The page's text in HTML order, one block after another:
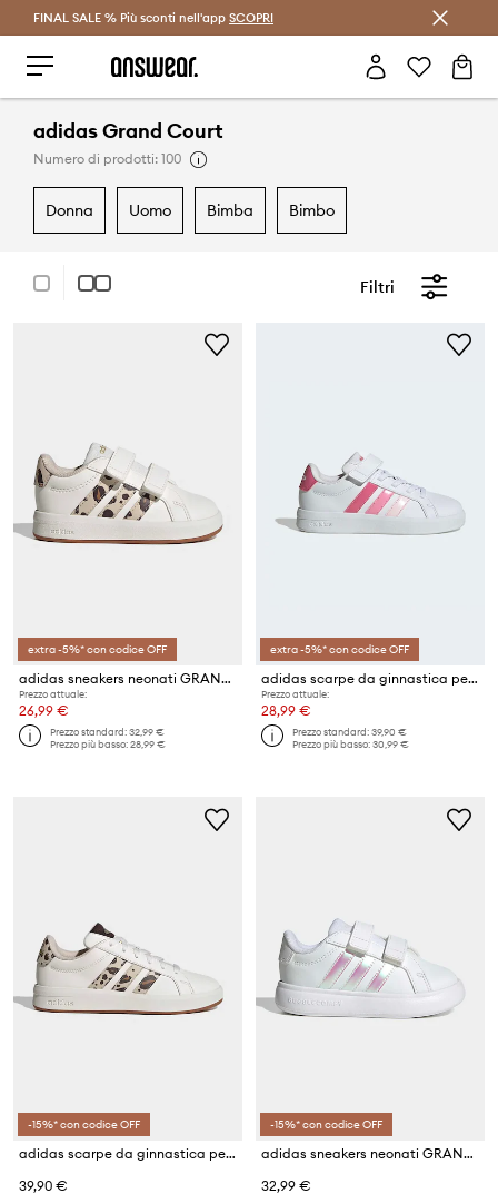
Risparmia con Answear Club >
FINAL SALE % Più sconti nell'app SCOPRI
adidas Grand Court
Numero di prodotti: 100
donna uomo bimba bimbo
Filtri
extra -5%* con codice OFF
adidas sneakers neonati GRAND COURT 3.0
Prezzo attuale:
26,99 €
Prezzo standard:32,99 €
Prezzo più basso:28,99 €
extra -5%* con codice OFF
adidas scarpe da ginnastica per bambini GRAND COURT 3.0
Prezzo attuale:
28,99 €
Prezzo standard:39,90 €
Prezzo più basso:30,99 €
-15%* con codice OFF
adidas scarpe da ginnastica per bambini GRAND COURT 3.0
39,90 €
-15%* con codice OFF
adidas sneakers neonati GRAND COURT 3.0 BUBBLE
32,99 €